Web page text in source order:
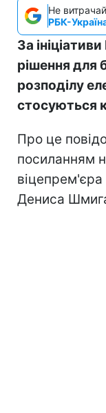
Не
РБК-
За
рішення для
розподілу
стосуються
Про це
посиланням
віцепрем'єра
Дениса